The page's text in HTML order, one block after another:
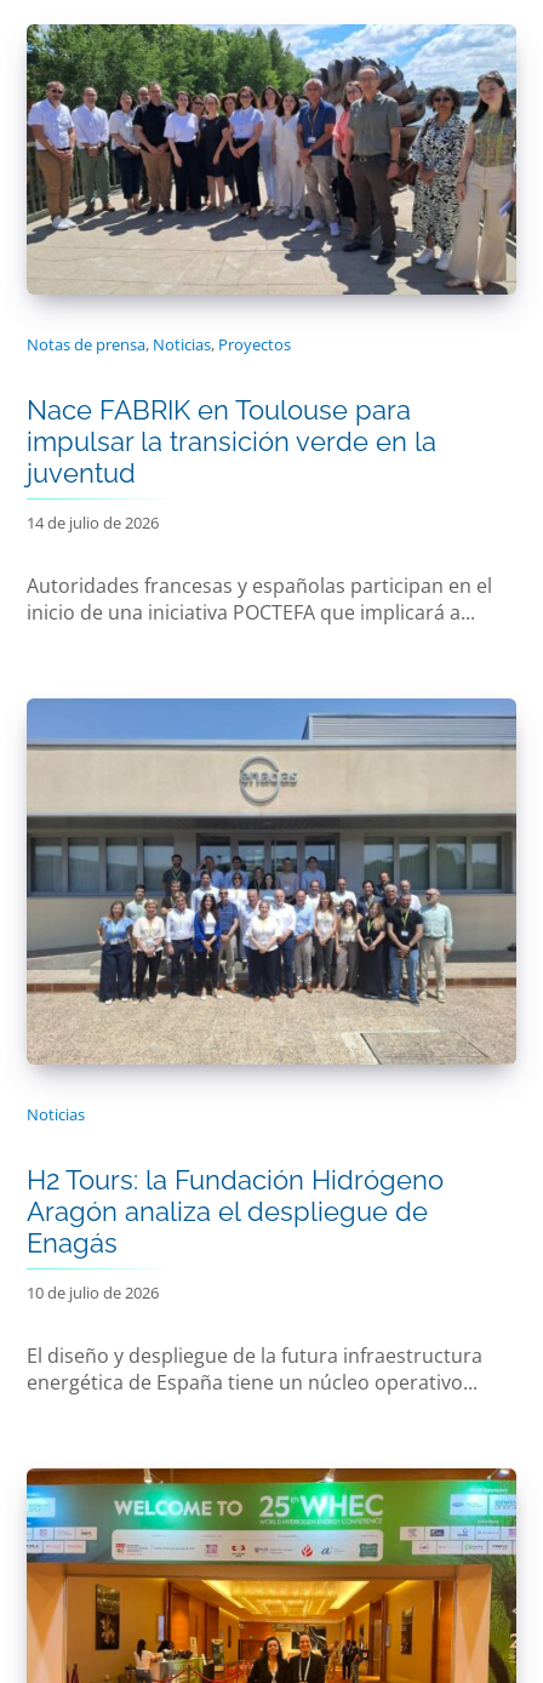
Notas de prensa, Noticias, Proyectos
Nace FABRIK en Toulouse para
impulsar la transición verde en la
juventud
14 de julio de 2026
Autoridades francesas y españolas participan en el
inicio de una iniciativa POCTEFA que implicará a...
Noticias
H2 Tours: la Fundación Hidrógeno
Aragón analiza el despliegue de
Enagás
10 de julio de 2026
El diseño y despliegue de la futura infraestructura
energética de España tiene un núcleo operativo...